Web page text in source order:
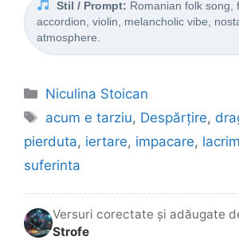
Stil / Prompt: Romanian folk song,
accordion, violin, melancholic vibe,
atmosphere.
Categorii
Niculina Stoican
Etichete
acum e tarziu, Despărțire,
pierduta, iertare, impacare,
suferinta
Versuri corectate și adăugate
Strofe